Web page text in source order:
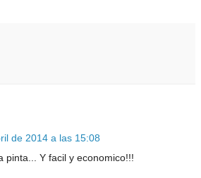
de 2014 a las 15:08
pinta... Y facil y economico!!!